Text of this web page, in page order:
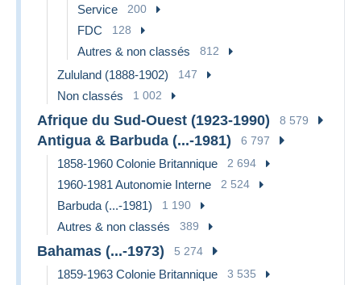
Service 200
FDC 128
Autres & non classés 812
Zululand (1888-1902) 147
Non classés 1 002
Afrique du Sud-Ouest (1923-1990) 8 579
Antigua & Barbuda (...-1981) 6 797
1858-1960 Colonie Britannique 2 694
1960-1981 Autonomie Interne 2 524
Barbuda (...-1981) 1 190
Autres & non classés 389
Bahamas (...-1973) 5 274
1859-1963 Colonie Britannique 3 535